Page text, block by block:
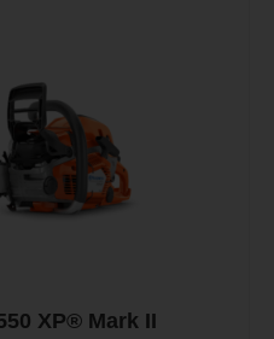
XP® Mark II